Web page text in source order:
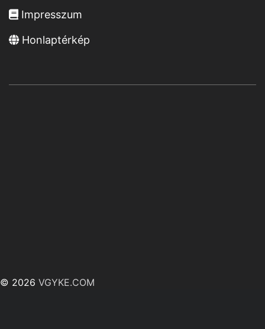
Impresszum
Honlaptérkép
© 2026 VGYKE.COM